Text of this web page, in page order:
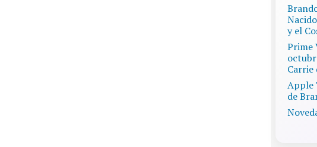
y el
Prime
Carrie
Apple
de